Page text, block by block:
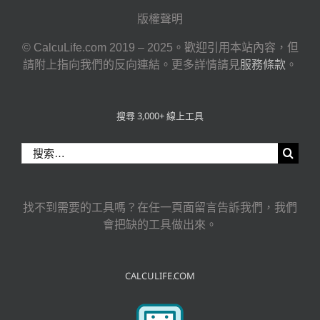
版權聲明
© CalcuLife.com 2019 – 2025。歡迎引用本站內容，但
請附上指向我們的反向連結。更多詳情請見服務條款 。
搜尋 3,000+ 線上工具
索
果：
找不到需要的工具嗎？在任一頁面留言告訴我們，我們
會把缺的工具做出來。
CALCULIFE.COM